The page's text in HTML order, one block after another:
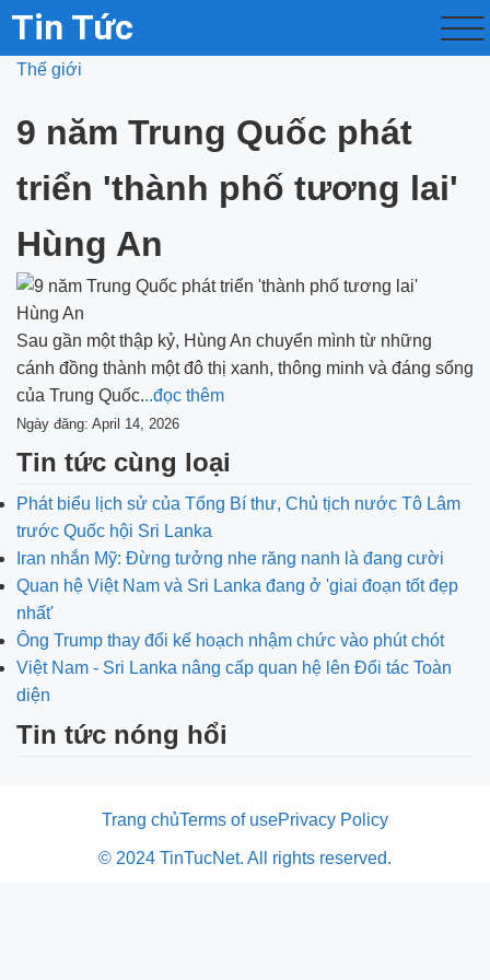
Tin Tức
Thế giới
9 năm Trung Quốc phát
triển 'thành phố tương lai'
Hùng An
Sau gần một thập kỷ, Hùng An chuyển mình từ những
cánh đồng thành một đô thị xanh, thông minh và đáng sống
của Trung Quốc...đọc thêm
Ngày đăng: April 14, 2026
Tin tức cùng loại
Phát biểu lịch sử của Tổng Bí thư, Chủ tịch nước Tô Lâm
trước Quốc hội Sri Lanka
Iran nhắn Mỹ: Đừng tưởng nhe răng nanh là đang cười
Quan hệ Việt Nam và Sri Lanka đang ở 'giai đoạn tốt đẹp
nhất'
Ông Trump thay đổi kế hoạch nhậm chức vào phút chót
Việt Nam - Sri Lanka nâng cấp quan hệ lên Đối tác Toàn
diện
Tin tức nóng hổi
Trang chủTerms of usePrivacy Policy
© 2024 TinTucNet. All rights reserved.